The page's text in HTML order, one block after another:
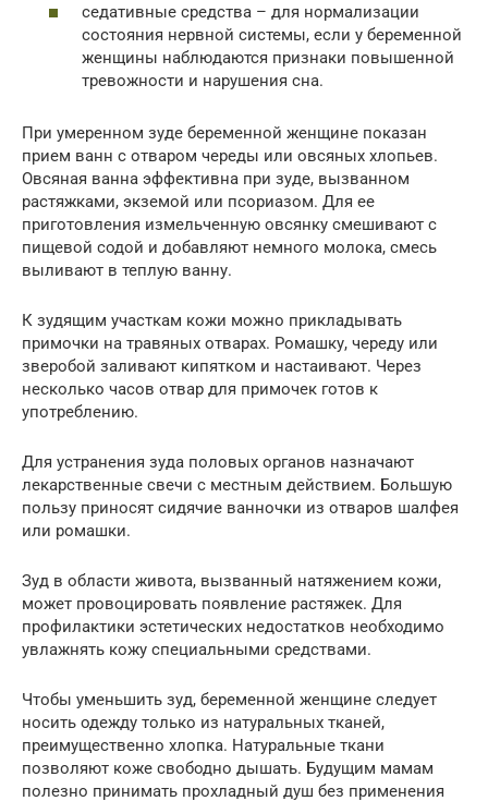
седативные средства – для нормализации
состояния нервной системы, если у беременной
женщины наблюдаются признаки повышенной
тревожности и нарушения сна.
При умеренном зуде беременной женщине показан
прием ванн с отваром череды или овсяных хлопьев.
Овсяная ванна эффективна при зуде, вызванном
растяжками, экземой или псориазом. Для ее
приготовления измельченную овсянку смешивают с
пищевой содой и добавляют немного молока, смесь
выливают в теплую ванну.
К зудящим участкам кожи можно прикладывать
примочки на травяных отварах. Ромашку, череду или
зверобой заливают кипятком и настаивают. Через
несколько часов отвар для примочек готов к
употреблению.
Для устранения зуда половых органов назначают
лекарственные свечи с местным действием. Большую
пользу приносят сидячие ванночки из отваров шалфея
или ромашки.
Зуд в области живота, вызванный натяжением кожи,
может провоцировать появление растяжек. Для
профилактики эстетических недостатков необходимо
увлажнять кожу специальными средствами.
Чтобы уменьшить зуд, беременной женщине следует
носить одежду только из натуральных тканей,
преимущественно хлопка. Натуральные ткани
позволяют коже свободно дышать. Будущим мамам
полезно принимать прохладный душ без применения